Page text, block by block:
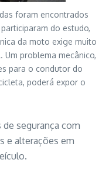
foram encontrados
do estudo,
da moto exige muito
problema mecânico,
para o condutor do
poderá expor o
segurança com
e alterações em